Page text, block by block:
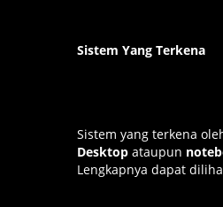
Sistem Yang Terkena
Sistem yang terkena
Desktop ataupun
Lengkapnya dapat